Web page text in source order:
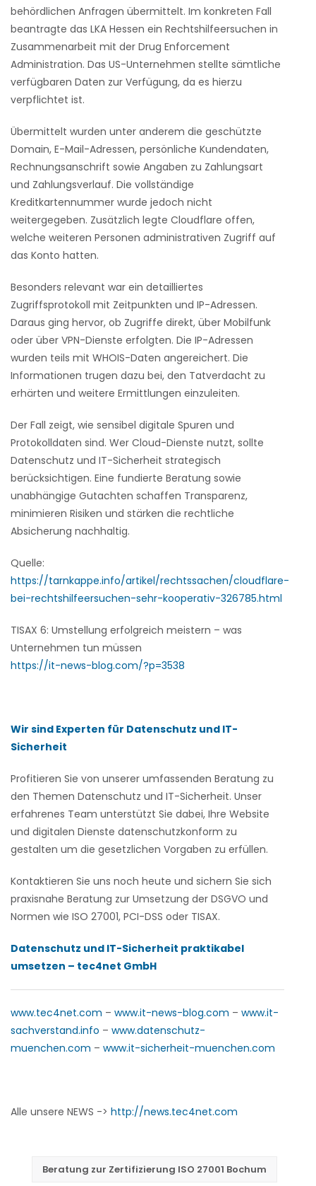
behördlichen Anfragen übermittelt. Im konkreten Fall
beantragte das LKA Hessen ein Rechtshilfeersuchen in
Zusammenarbeit mit der Drug Enforcement
Administration. Das US-Unternehmen stellte sämtliche
verfügbaren Daten zur Verfügung, da es hierzu
verpflichtet ist.
Übermittelt wurden unter anderem die geschützte
Domain, E-Mail-Adressen, persönliche Kundendaten,
Rechnungsanschrift sowie Angaben zu Zahlungsart
und Zahlungsverlauf. Die vollständige
Kreditkartennummer wurde jedoch nicht
weitergegeben. Zusätzlich legte Cloudflare offen,
welche weiteren Personen administrativen Zugriff auf
das Konto hatten.
Besonders relevant war ein detailliertes
Zugriffsprotokoll mit Zeitpunkten und IP-Adressen.
Daraus ging hervor, ob Zugriffe direkt, über Mobilfunk
oder über VPN-Dienste erfolgten. Die IP-Adressen
wurden teils mit WHOIS-Daten angereichert. Die
Informationen trugen dazu bei, den Tatverdacht zu
erhärten und weitere Ermittlungen einzuleiten.
Der Fall zeigt, wie sensibel digitale Spuren und
Protokolldaten sind. Wer Cloud-Dienste nutzt, sollte
Datenschutz und IT-Sicherheit strategisch
berücksichtigen. Eine fundierte Beratung sowie
unabhängige Gutachten schaffen Transparenz,
minimieren Risiken und stärken die rechtliche
Absicherung nachhaltig.
Quelle:
https://tarnkappe.info/artikel/rechtssachen/cloudflare-
bei-rechtshilfeersuchen-sehr-kooperativ-326785.html
TISAX 6: Umstellung erfolgreich meistern – was
Unternehmen tun müssen
https://it-news-blog.com/?p=3538
Wir sind Experten für Datenschutz und IT-
Sicherheit
Profitieren Sie von unserer umfassenden Beratung zu
den Themen Datenschutz und IT-Sicherheit. Unser
erfahrenes Team unterstützt Sie dabei, Ihre Website
und digitalen Dienste datenschutzkonform zu
gestalten um die gesetzlichen Vorgaben zu erfüllen.
Kontaktieren Sie uns noch heute und sichern Sie sich
praxisnahe Beratung zur Umsetzung der DSGVO und
Normen wie ISO 27001, PCI-DSS oder TISAX.
Datenschutz und IT-Sicherheit praktikabel
umsetzen – tec4net GmbH
www.tec4net.com – www.it-news-blog.com – www.it-
sachverstand.info – www.datenschutz-
muenchen.com – www.it-sicherheit-muenchen.com
Alle unsere NEWS -> http://news.tec4net.com
Beratung zur Zertifizierung ISO 27001 Bochum